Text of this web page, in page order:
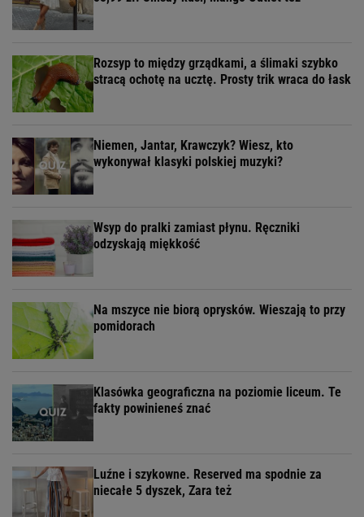
Rozsyp to między grządkami, a ślimaki szybko
stracą ochotę na ucztę. Prosty trik wraca do łask
Niemen, Jantar, Krawczyk? Wiesz, kto
wykonywał klasyki polskiej muzyki?
Wsyp do pralki zamiast płynu. Ręczniki
odzyskają miękkość
Na mszyce nie biorą oprysków. Wieszają to przy
pomidorach
Klasówka geograficzna na poziomie liceum. Te
fakty powinieneś znać
Luźne i szykowne. Reserved ma spodnie za
niecałe 5 dyszek, Zara też